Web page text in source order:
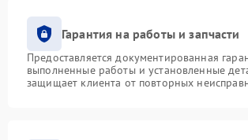
Гарантия на работы и запчасти
Предоставляется документированная
выполненные работы и установленные
защищает клиента от повторных